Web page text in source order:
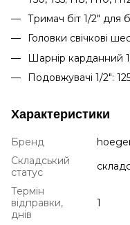
Тримач біт 1/2" для
Головки свічкові
Шарнір карданний
Подовжувачі 1/2":
Характеристики
Бренд
Складський
статус
Термін
відправки,
днів
1